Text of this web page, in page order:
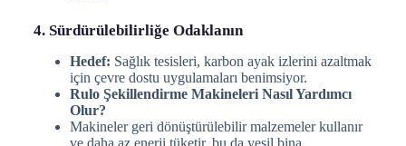
4. Sürdürülebilirliğe Odaklanın
Hedef: Sağlık tesisleri, karbon ayak izlerini azaltmak
için çevre dostu uygulamaları benimsiyor.
Rulo Şekillendirme Makineleri Nasıl Yardımcı
Olur?
Makineler geri dönüştürülebilir malzemeler kullanır
ve daha az enerji tüketir, bu da yeşil bina